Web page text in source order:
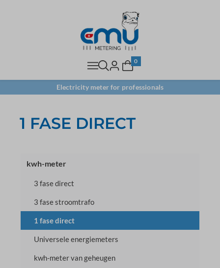
0
Electricity meter for professionals
1 FASE DIRECT
kwh-meter
3 fase direct
3 fase stroomtrafo
1 fase direct
Universele energiemeters
kwh-meter van geheugen